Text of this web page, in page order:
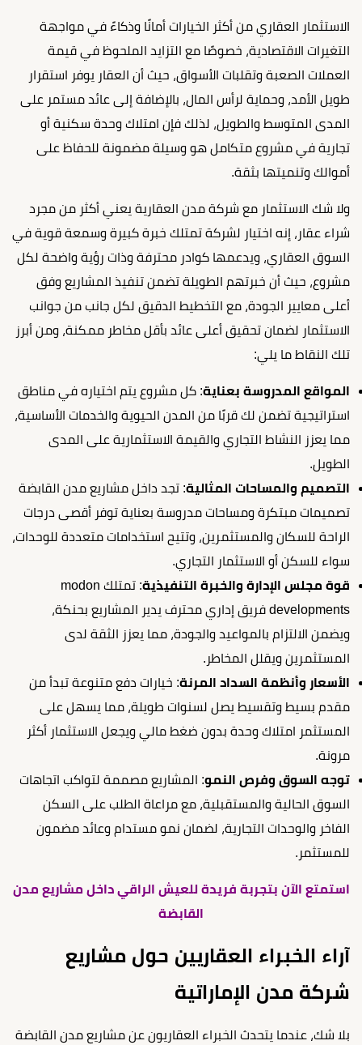
الاستثمار العقاري من أكثر الخيارات أمانًا وذكاءً في مواجهة
التغيرات الاقتصادية، خصوصًا مع التزايد الملحوظ في قيمة
العملات الصعبة وتقلبات الأسواق، حيث أن العقار يوفر استقرار
طويل الأمد، وحماية لرأس المال، بالإضافة إلى عائد مستمر على
المدى المتوسط والطويل، لذلك فإن امتلاك وحدة سكنية أو
تجارية في مشروع متكامل هو وسيلة مضمونة للحفاظ على
أموالك وتنميتها بثقة.
ولا شك الاستثمار مع شركة مدن العقارية يعني أكثر من مجرد
شراء عقار، إنه اختيار لشركة تمتلك خبرة كبيرة وسمعة قوية في
السوق العقاري، ويدعمها كوادر محترفة وذات رؤية واضحة لكل
مشروع، حيث أن خبرتهم الطويلة تضمن تنفيذ المشاريع وفق
أعلى معايير الجودة، مع التخطيط الدقيق لكل جانب من جوانب
الاستثمار لضمان تحقيق أعلى عائد بأقل مخاطر ممكنة، ومن أبرز
تلك النقاط ما يلي:
المواقع المدروسة بعناية: كل مشروع يتم اختياره في مناطق
استراتيجية تضمن لك قربًا من المدن الحيوية والخدمات الأساسية،
مما يعزز النشاط التجاري والقيمة الاستثمارية على المدى
الطويل.
التصميم والمساحات المثالية: تجد داخل مشاريع مدن القابضة
تصميمات مبتكرة ومساحات مدروسة بعناية توفر أقصى درجات
الراحة للسكان والمستثمرين، وتتيح استخدامات متعددة للوحدات،
سواء للسكن أو الاستثمار التجاري.
قوة مجلس الإدارة والخبرة التنفيذية
: تمتلك modon
developments فريق إداري محترف يدير المشاريع بحنكة،
ويضمن الالتزام بالمواعيد والجودة، مما يعزز الثقة لدى
المستثمرين ويقلل المخاطر.
الأسعار وأنظمة السداد المرنة: خيارات دفع متنوعة تبدأ من
مقدم بسيط وتقسيط يصل لسنوات طويلة، مما يسهل على
المستثمر امتلاك وحدة بدون ضغط مالي ويجعل الاستثمار أكثر
مرونة.
توجه السوق وفرص النمو: المشاريع مصممة لتواكب اتجاهات
السوق الحالية والمستقبلية، مع مراعاة الطلب على السكن
الفاخر والوحدات التجارية، لضمان نمو مستدام وعائد مضمون
للمستثمر.
استمتع الآن بتجربة فريدة للعيش الراقي داخل مشاريع مدن
القابضة
آراء الخبراء العقاريين حول مشاريع
شركة مدن الإماراتية
بلا شك، عندما يتحدث الخبراء العقاريون عن مشاريع مدن القابضة